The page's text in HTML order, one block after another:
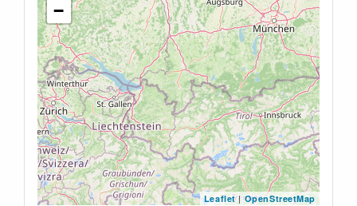
−
Leaflet|OpenStreetMap